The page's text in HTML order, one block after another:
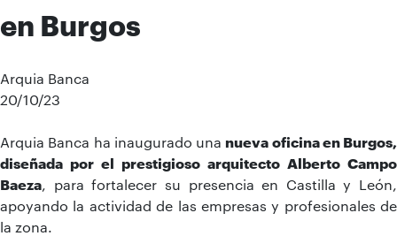
en Burgos
Arquia Banca
20/10/23
Arquia Banca ha inaugurado una nueva oficina en Burgos,
diseñada por el prestigioso arquitecto Alberto Campo
Baeza , para fortalecer su presencia en Castilla y León,
apoyando la actividad de las empresas y profesionales de
la zona.